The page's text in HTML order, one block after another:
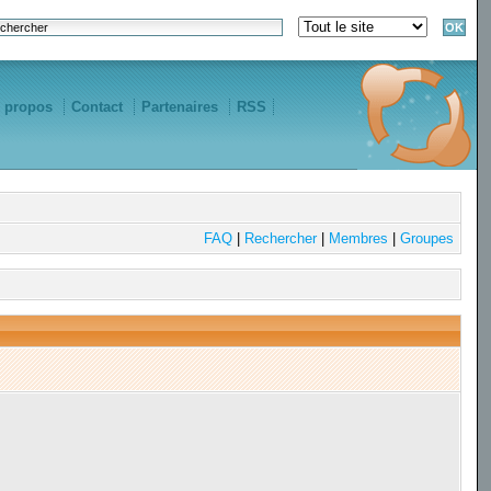
propos Contact Partenaires RSS
FAQ| Rechercher| Membres Groupes